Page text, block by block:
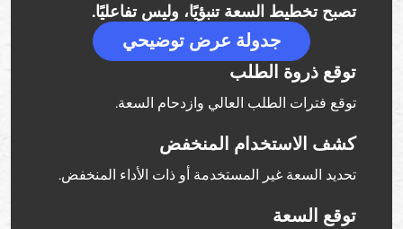
تصبح تخطيط السعة تنبؤيًا، وليس تفاعليًا.
جدولة عرض توضيحي
توقع ذروة الطلب
توقع فترات الطلب العالي وازدحام السعة.
كشف الاستخدام المنخفض
تحديد السعة غير المستخدمة أو ذات الأداء المنخفض.
توقع السعة